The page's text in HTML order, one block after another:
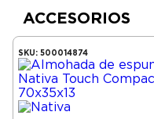
ACCESORIOS
SKU: 500014874